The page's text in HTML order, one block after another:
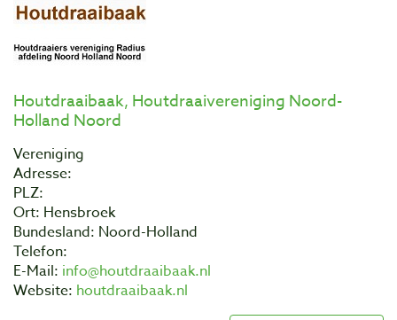
Houtdraaibaak, Houtdraaivereniging Noord-
Holland Noord
Vereniging
Adresse:
PLZ:
Ort: Hensbroek
Bundesland: Noord-Holland
Telefon:
E-Mail: info@houtdraaibaak.nl
Website: houtdraaibaak.nl